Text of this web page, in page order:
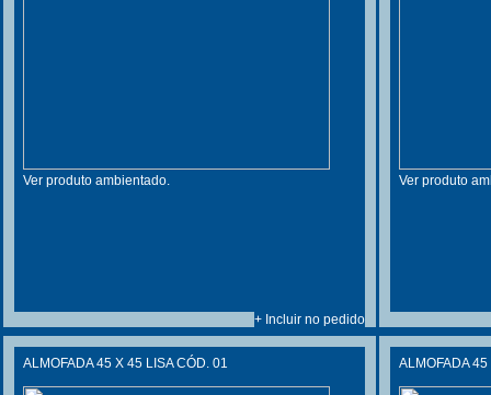
Ver produto ambientado.
+ Incluir no pedido
Ver produto
ALMOFADA 45 X 45 LISA CÓD. 01 ALMOFADA